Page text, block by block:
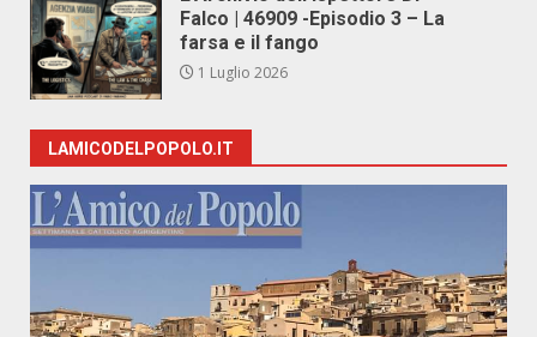
Falco | 46909 -Episodio 3 – La
farsa e il fango
1 Luglio 2026
LAMICODELPOPOLO.IT